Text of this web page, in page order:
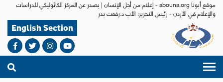
موقع أبونا abouna.org - إعلام من أجل الإنسان | يصدر عن المركز الكاثوليكي للدراسات
والإعلام في الأردن - رئيس التحرير: الأب د.رفعت بدر
English Section